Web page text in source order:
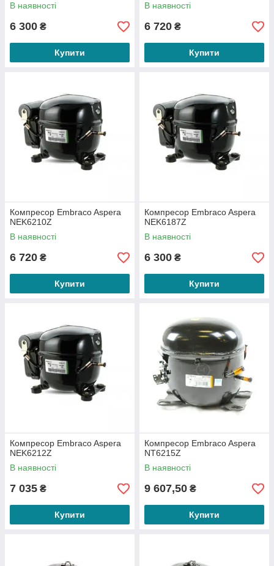
В наявності
6 300 ₴
Купити
В наявності
6 720 ₴
Купити
Компресор Embraco Aspera
NEK6210Z
В наявності
6 720 ₴
Купити
Компресор Embraco Aspera
NEK6187Z
В наявності
6 300 ₴
Купити
Компресор Embraco Aspera
NEK6212Z
В наявності
7 035 ₴
Купити
Компресор Embraco Aspera
NT6215Z
В наявності
9 607,50 ₴
Купити